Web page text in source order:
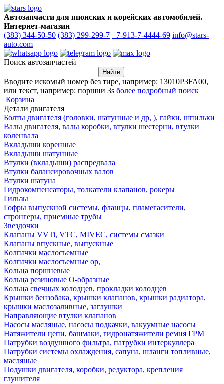
Автозапчасти для японских и корейских автомобилей.
Интернет-магазин
(383) 344-50-50 (383) 299-299-7 +7-913-7-4444-69 info@stars-
auto.com
Поиск автозапчастей
Вводите искомый номер без тире, например: 13010P3FA00,
или текст, например: поршни 3s более подробный поиск
Корзина
Детали двигателя
Болты двигателя (головки, шатунные и др, ), гайки, шпильки
Валы двигателя, валы коробки, втулки шестерни, втулки
коленвала
Вкладыши коренные
Вкладыши шатунные
Втулки (вкладыши) распредвала
Втулки балансировочных валов
Втулки шатуна
Гидрокомпенсаторы, толкатели клапанов, рокеры
Гильзы
Гофры выпускной системы, фланцы, пламегасители,
стронгеры, приемные трубы
Звездочки
Клапаны VVTi, VTC, MIVEC, системы смазки
Клапаны впускные, выпускные
Колпачки маслосъемные
Колпачки маслосъемные ор,
Кольца поршневые
Кольца резиновые О-образные
Кольца свечных колодцев, прокладки колодцев
Крышки бензобака, крышки клапанов, крышки радиатора,
крышки маслозаливные, заглушки
Направляющие втулки клапанов
Насосы масляные, насосы подкачки, вакуумные насосы
Натяжители цепи, башмаки, гидронатяжители ремня ГРМ
Патрубки воздушного фильтра, патрубки интеркуллера
Патрубки системы охлаждения, сапуна, шланги топливные,
масляные
Подушки двигателя, коробки, редуктора, крепления
глушителя